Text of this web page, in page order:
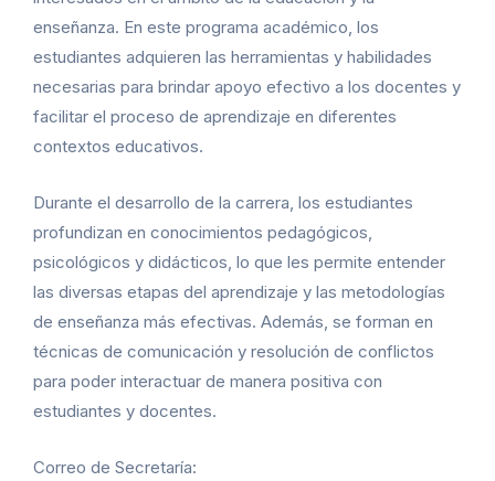
enseñanza. En este programa académico, los
estudiantes adquieren las herramientas y habilidades
necesarias para brindar apoyo efectivo a los docentes y
facilitar el proceso de aprendizaje en diferentes
contextos educativos.
Durante el desarrollo de la carrera, los estudiantes
profundizan en conocimientos pedagógicos,
psicológicos y didácticos, lo que les permite entender
las diversas etapas del aprendizaje y las metodologías
de enseñanza más efectivas. Además, se forman en
técnicas de comunicación y resolución de conflictos
para poder interactuar de manera positiva con
estudiantes y docentes.
Correo de Secretaría: